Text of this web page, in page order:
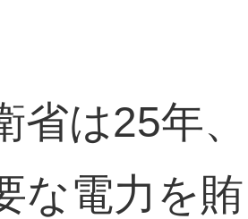
省は25年
な電力を